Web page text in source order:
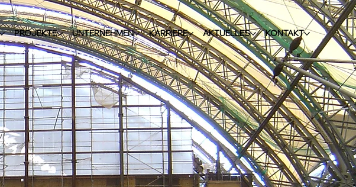
PROJEKTE UNTERNEHMEN KARRIERE AKTUELLES KONTAKT